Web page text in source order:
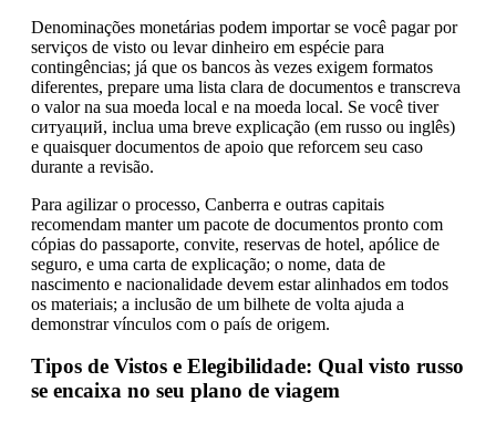
Denominações monetárias podem importar se você pagar por
serviços de visto ou levar dinheiro em espécie para
contingências; já que os bancos às vezes exigem formatos
diferentes, prepare uma lista clara de documentos e transcreva
o valor na sua moeda local e na moeda local. Se você tiver
ситуаций, inclua uma breve explicação (em russo ou inglês)
e quaisquer documentos de apoio que reforcem seu caso
durante a revisão.
Para agilizar o processo, Canberra e outras capitais
recomendam manter um pacote de documentos pronto com
cópias do passaporte, convite, reservas de hotel, apólice de
seguro, e uma carta de explicação; o nome, data de
nascimento e nacionalidade devem estar alinhados em todos
os materiais; a inclusão de um bilhete de volta ajuda a
demonstrar vínculos com o país de origem.
Tipos de Vistos e Elegibilidade: Qual visto russo
se encaixa no seu plano de viagem